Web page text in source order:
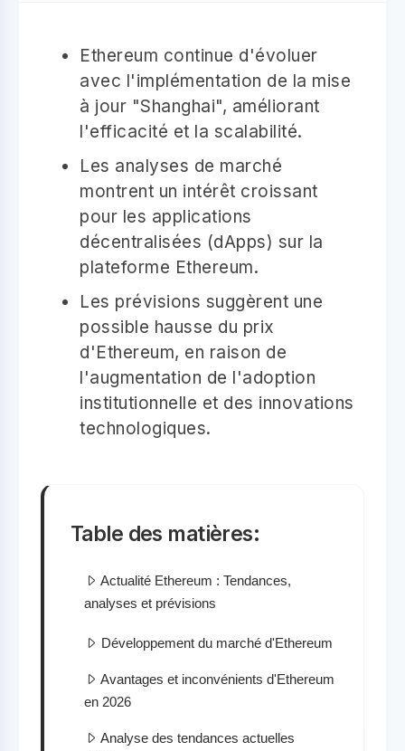
Ethereum continue d'évoluer
avec l'implémentation de la mise
à jour "Shanghai", améliorant
l'efficacité et la scalabilité.
Les analyses de marché
montrent un intérêt croissant
pour les applications
décentralisées (dApps) sur la
plateforme Ethereum.
Les prévisions suggèrent une
possible hausse du prix
d'Ethereum, en raison de
l'augmentation de l'adoption
institutionnelle et des innovations
technologiques.
Table des matières:
Actualité Ethereum : Tendances,
analyses et prévisions
Développement du marché d'Ethereum
Avantages et inconvénients d'Ethereum
en 2026
Analyse des tendances actuelles